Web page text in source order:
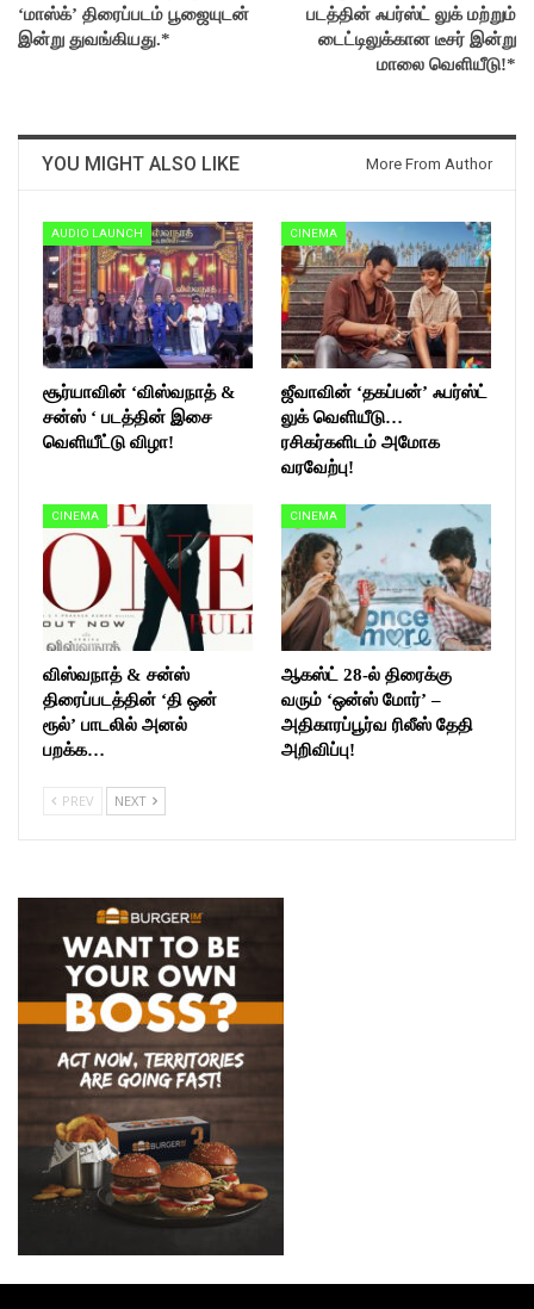
‘மாஸ்க்’ திரைப்படம் பூஜையுடன்
இன்று துவங்கியது.*
படத்தின் ஃபர்ஸ்ட் லுக் மற்றும்
டைட்டிலுக்கான டீசர் இன்று
மாலை வெளியீடு!*
YOU MIGHT ALSO LIKE More From Author
AUDIO LAUNCH
சூர்யாவின் ‘விஸ்வநாத் &
சன்ஸ் ‘ படத்தின் இசை
வெளியீட்டு விழா!
CINEMA
ஜீவாவின் ‘தகப்பன்’ ஃபர்ஸ்ட்
லுக் வெளியீடு…
ரசிகர்களிடம் அமோக
வரவேற்பு!
CINEMA
விஸ்வநாத் & சன்ஸ்
திரைப்படத்தின் ‘தி ஒன்
ரூல்’ பாடலில் அனல்
பறக்க…
CINEMA
ஆகஸ்ட் 28-ல் திரைக்கு
வரும் ‘ஒன்ஸ் மோர்’ –
அதிகாரப்பூர்வ ரிலீஸ் தேதி
அறிவிப்பு!
PREV NEXT